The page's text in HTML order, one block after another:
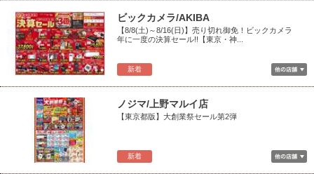
新着
ビックカメラ/AKIBA
【8/8(土)～8/16(日)】売り切れ御免！ビックカメラ
年に一度の決算セール!!【東京・神...
新着
ノジマ/上野マルイ店
【東京都版】大創業祭セール第2弾